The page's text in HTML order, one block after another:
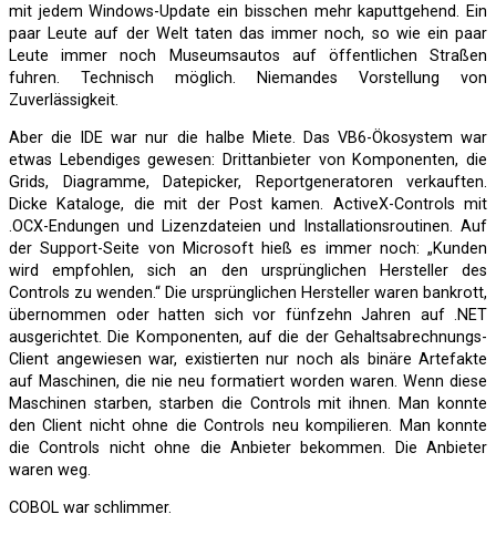
mit jedem Windows-Update ein bisschen mehr kaputtgehend. Ein
paar Leute auf der Welt taten das immer noch, so wie ein paar
Leute immer noch Museumsautos auf öffentlichen Straßen
fuhren. Technisch möglich. Niemandes Vorstellung von
Zuverlässigkeit.
Aber die IDE war nur die halbe Miete. Das VB6-Ökosystem war
etwas Lebendiges gewesen: Drittanbieter von Komponenten, die
Grids, Diagramme, Datepicker, Reportgeneratoren verkauften.
Dicke Kataloge, die mit der Post kamen. ActiveX-Controls mit
.OCX-Endungen und Lizenzdateien und Installationsroutinen. Auf
der Support-Seite von Microsoft hieß es immer noch: „Kunden
wird empfohlen, sich an den ursprünglichen Hersteller des
Controls zu wenden.“ Die ursprünglichen Hersteller waren bankrott,
übernommen oder hatten sich vor fünfzehn Jahren auf .NET
ausgerichtet. Die Komponenten, auf die der Gehaltsabrechnungs-
Client angewiesen war, existierten nur noch als binäre Artefakte
auf Maschinen, die nie neu formatiert worden waren. Wenn diese
Maschinen starben, starben die Controls mit ihnen. Man konnte
den Client nicht ohne die Controls neu kompilieren. Man konnte
die Controls nicht ohne die Anbieter bekommen. Die Anbieter
waren weg.
COBOL war schlimmer.